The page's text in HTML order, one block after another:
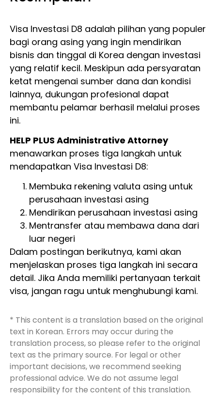
Visa Investasi D8 adalah pilihan yang populer
bagi orang asing yang ingin mendirikan
bisnis dan tinggal di Korea dengan investasi
yang relatif kecil. Meskipun ada persyaratan
ketat mengenai sumber dana dan kondisi
lainnya, dukungan profesional dapat
membantu pelamar berhasil melalui proses
ini.
HELP PLUS Administrative Attorney
menawarkan proses tiga langkah untuk
mendapatkan Visa Investasi D8:
Membuka rekening valuta asing untuk
perusahaan investasi asing
Mendirikan perusahaan investasi asing
Mentransfer atau membawa dana dari
luar negeri
Dalam postingan berikutnya, kami akan
menjelaskan proses tiga langkah ini secara
detail. Jika Anda memiliki pertanyaan terkait
visa, jangan ragu untuk menghubungi kami.
* This content is a translation based on the original
text in Korean. Errors may occur during the
translation process, so please refer to the original
text as the primary source. For legal or other
important decisions, we recommend seeking
professional advice. We do not assume legal
responsibility for the content of this translation.